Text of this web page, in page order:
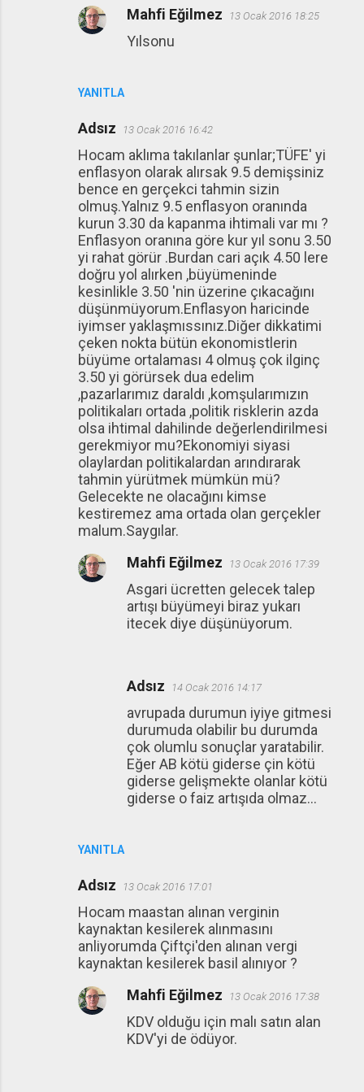
YANITLA
Mahfi Eğilmez 13 Ocak 2016 18:25
Yılsonu
Adsız 13 Ocak 2016 16:42
Hocam aklıma takılanlar şunlar;TÜFE' yi
enflasyon olarak alırsak 9.5 demişsiniz
bence en gerçekci tahmin sizin
olmuş.Yalnız 9.5 enflasyon oranında
kurun 3.30 da kapanma ihtimali var mı ?
Enflasyon oranına göre kur yıl sonu 3.50
yi rahat görür .Burdan cari açık 4.50 lere
doğru yol alırken ,büyümeninde
kesinlikle 3.50 'nin üzerine çıkacağını
düşünmüyorum.Enflasyon haricinde
iyimser yaklaşmıssınız.Diğer dikkatimi
çeken nokta bütün ekonomistlerin
büyüme ortalaması 4 olmuş çok ilginç
3.50 yi görürsek dua edelim
,pazarlarımız daraldı ,komşularımızın
politikaları ortada ,politik risklerin azda
olsa ihtimal dahilinde değerlendirilmesi
gerekmiyor mu?Ekonomiyi siyasi
olaylardan politikalardan arındırarak
tahmin yürütmek mümkün mü?
Gelecekte ne olacağını kimse
kestiremez ama ortada olan gerçekler
malum.Saygılar.
YANITLA
Mahfi Eğilmez 13 Ocak 2016 17:39
Asgari ücretten gelecek talep
artışı büyümeyi biraz yukarı
itecek diye düşünüyorum.
Adsız 14 Ocak 2016 14:17
avrupada durumun iyiye gitmesi
durumuda olabilir bu durumda
çok olumlu sonuçlar yaratabilir.
Eğer AB kötü giderse çin kötü
giderse gelişmekte olanlar kötü
giderse o faiz artışıda olmaz...
Adsız 13 Ocak 2016 17:01
Hocam maastan alınan verginin
kaynaktan kesilerek alınmasını
anliyorumda Çiftçi'den alınan vergi
kaynaktan kesilerek basil alınıyor ?
Mahfi Eğilmez 13 Ocak 2016 17:38
KDV olduğu için malı satın alan
KDV'yi de ödüyor.